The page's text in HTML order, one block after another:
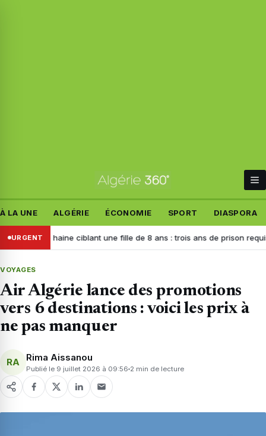
À LA UNE ALGÉRIE ÉCONOMIE SPORT DIASPORA
URGENT
haine ciblant une fille de 8 ans : trois ans de prison requis contre
VOYAGES
Air Algérie lance des promotions
vers 6 destinations : voici les prix à
ne pas manquer
RA Rima Aissanou
Publié le 9 juillet 2026 à 09:56 2 min de lecture